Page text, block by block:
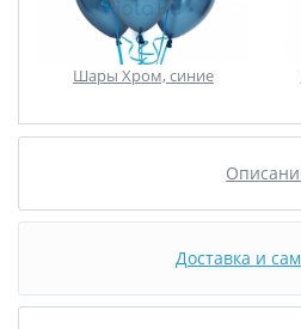
Шары Хром, синие
Доставка и